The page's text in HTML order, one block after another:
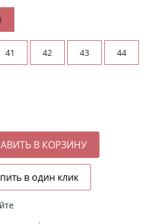
41 42 43 44